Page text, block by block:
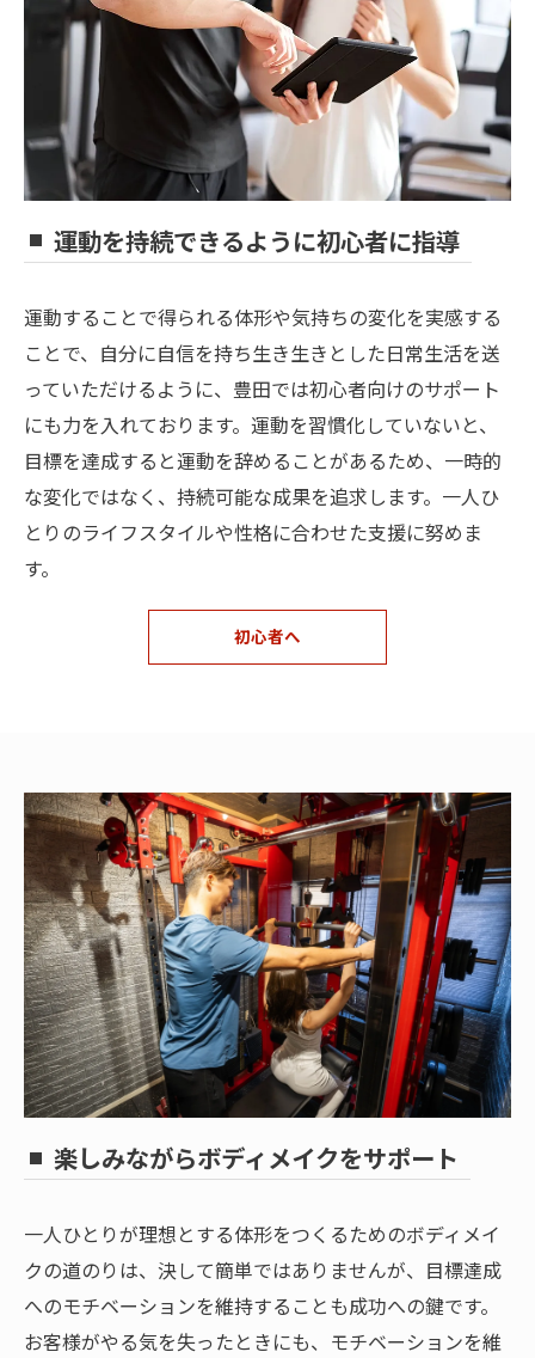
運動を持続できるように初心者に指導
運動することで得られる体形や気持ちの変化を実感する
ことで、自分に自信を持ち生き生きとした日常生活を送
っていただけるように、豊田では初心者向けのサポート
にも力を入れております。運動を習慣化していないと、
目標を達成すると運動を辞めることがあるため、一時的
な変化ではなく、持続可能な成果を追求します。一人ひ
とりのライフスタイルや性格に合わせた支援に努めま
す。
初心者へ
楽しみながらボディメイクをサポート
一人ひとりが理想とする体形をつくるためのボディメイ
クの道のりは、決して簡単ではありませんが、目標達成
へのモチベーションを維持することも成功への鍵です。
お客様がやる気を失ったときにも、モチベーションを維